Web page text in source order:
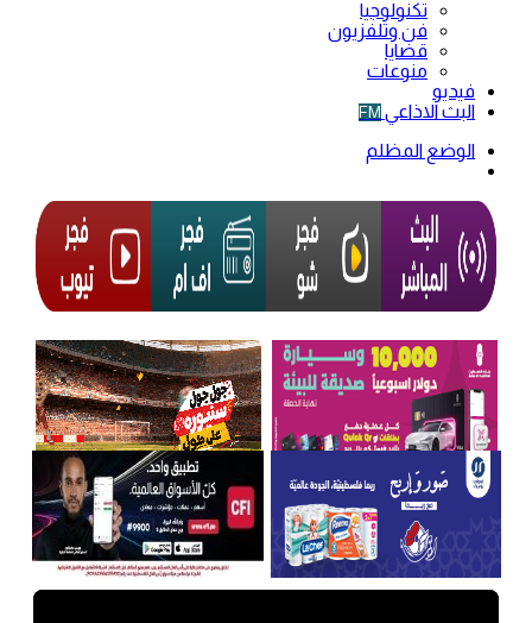
تكنولوجيا
فن وتلفزيون
قضايا
منوعات
فيديو
البث الاذاعي FM
الوضع المظلم